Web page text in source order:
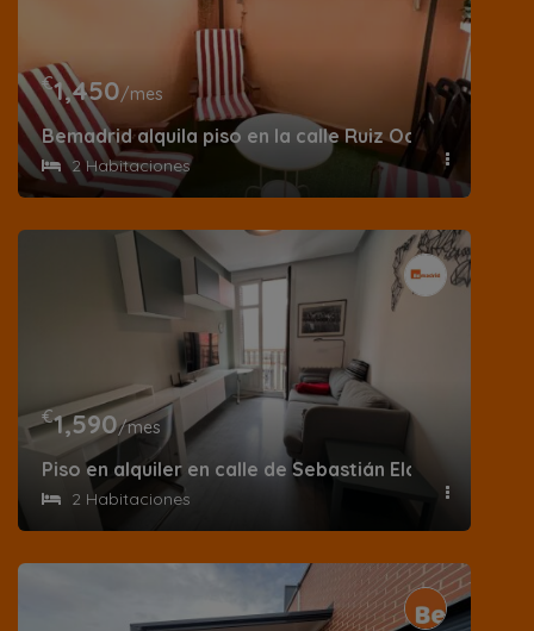
€1,450/mes
Bemadrid alquila piso en la calle Ruiz Ocaña
2 Habitaciones
€1,590/mes
Piso en alquiler en calle de Sebastián Elcano
2 Habitaciones